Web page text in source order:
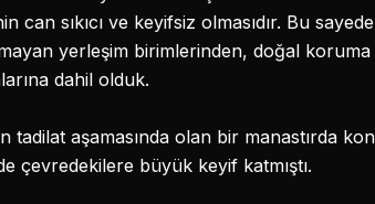
can sıkıcı ve keyifsiz olmasıdır. Bu
yerleşim birimlerinden, doğal
dahil olduk.
tadilat aşamasında olan bir manastırda
çevredekilere büyük keyif katmıştı.